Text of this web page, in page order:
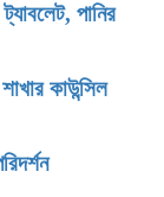
পানির
কাউন্সিল